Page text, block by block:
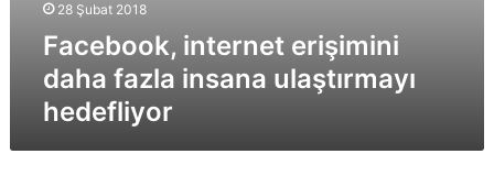
28 Şubat 2018
Facebook, internet erişimini
daha fazla insana ulaştırmayı
hedefliyor